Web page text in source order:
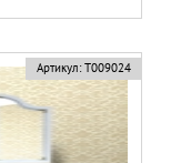
Артикул: Т009024